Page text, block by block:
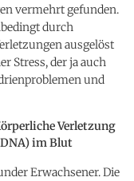
vermehrt gefunden.
durch
ausgelöst
Stress, der ja auch
und
Verletzung
im Blut
Erwachsener. Die